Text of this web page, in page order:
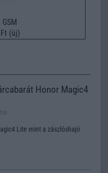
(új)
Honor Magic4
Lite mint a zászlóshajó